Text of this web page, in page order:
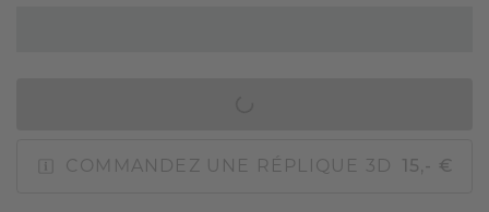
COMMANDEZ UNE RÉPLIQUE 3D 15,- €